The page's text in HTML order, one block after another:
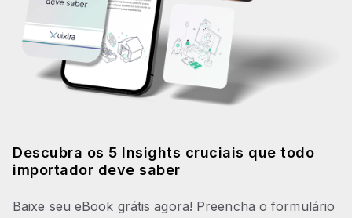
Descubra os 5 Insights cruciais que todo
importador deve saber
Baixe seu eBook grátis agora! Preencha o formulário